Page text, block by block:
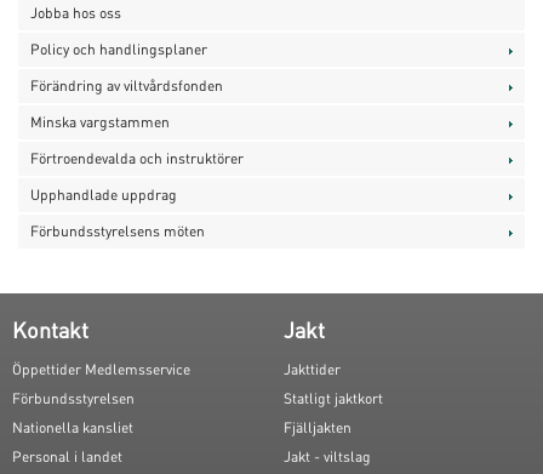
Jobba hos oss
Policy och handlingsplaner
Förändring av viltvårdsfonden
Minska vargstammen
Förtroendevalda och instruktörer
Upphandlade uppdrag
Förbundsstyrelsens möten
Kontakt
Öppettider Medlemsservice
Förbundsstyrelsen
Nationella kansliet
Personal i landet
Jakt
Jakttider
Statligt jaktkort
Fjälljakten
Jakt - viltslag